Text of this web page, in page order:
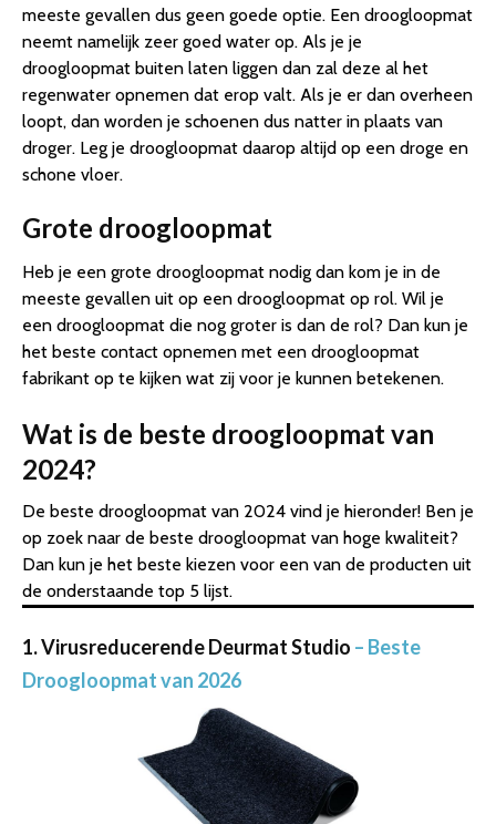
meeste gevallen dus geen goede optie. Een droogloopmat
neemt namelijk zeer goed water op. Als je je
droogloopmat buiten laten liggen dan zal deze al het
regenwater opnemen dat erop valt. Als je er dan overheen
loopt, dan worden je schoenen dus natter in plaats van
droger. Leg je droogloopmat daarop altijd op een droge en
schone vloer.
Grote droogloopmat
Heb je een grote droogloopmat nodig dan kom je in de
meeste gevallen uit op een droogloopmat op rol. Wil je
een droogloopmat die nog groter is dan de rol? Dan kun je
het beste contact opnemen met een droogloopmat
fabrikant op te kijken wat zij voor je kunnen betekenen.
Wat is de beste droogloopmat van
2024?
De beste droogloopmat van 2024 vind je hieronder! Ben je
op zoek naar de beste droogloopmat van hoge kwaliteit?
Dan kun je het beste kiezen voor een van de producten uit
de onderstaande top 5 lijst.
1. Virusreducerende Deurmat Studio – Beste
Droogloopmat van 2026